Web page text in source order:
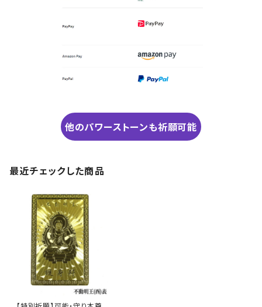
他のパワーストーンも祈願可能
最近チェックした商品